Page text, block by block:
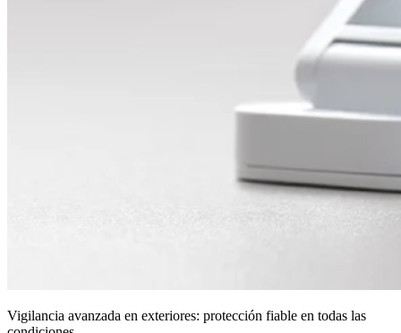
Vigilancia avanzada en exteriores: protección fiable en todas las